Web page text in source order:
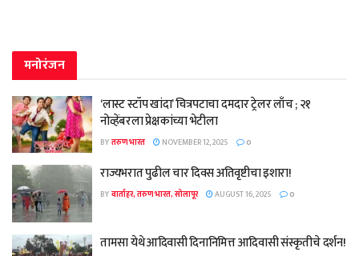
मनोरंजन
‘लास्ट स्टॉप खांदा’ चित्रपटाचा दमदार ट्रेलर लाँच ; २१
नोव्हेंबरला प्रेक्षकांच्या भेटीला
BYतरुण भारत NOVEMBER 12, 2025 0
राज्यभरात पुढील चार दिवस अतिवृष्टीचा इशारा!
BYवार्ताहर, तरुण भारत, सोलापूर AUGUST 16, 2025 0
तामसा येथे आदिवासी दिनानिमित्त आदिवासी संस्कृतीचे दर्शन!